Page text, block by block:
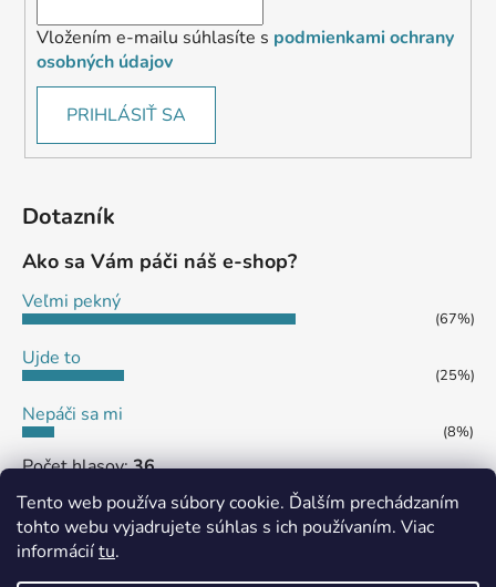
Tento web používa súbory cookie. Ďalším prechádzaním
tohto webu vyjadrujete súhlas s ich používaním. Viac
informáciítu.
Vložením e-mailu súhlasíte s podmienkami ochrany
osobných údajov
PRIHLÁSIŤ SA
Dotazník
Ako sa Vám páči náš e-shop?
Veľmi pekný
(67%)
Ujde to
(25%)
Nepáči sa mi
(8%)
Počet hlasov:36
MôjPrvýEshop.sk Shoptet.sk